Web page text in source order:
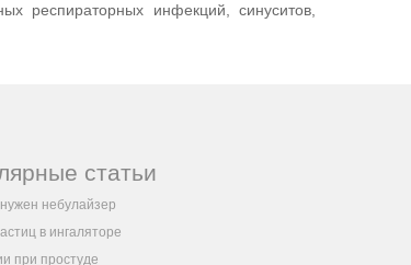
респираторных инфекций, синуситов,
статьи
небулайзер
в ингаляторе
при простуде